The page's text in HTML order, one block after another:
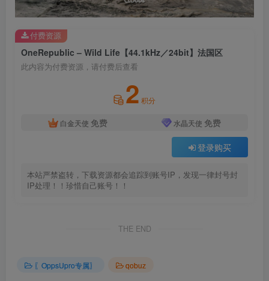
OneRepublic – Wild Life【44.1kHz／24bit】法国区
此内容为付费资源，请付费后查看
2 积分
白金天使 免费 水晶天使 免费
登录购买
本站严禁盗转，下载资源都会追踪到账号IP，发现一律封号封
IP处理！！珍惜自己账号！！
付费资源
THE END
〖OppsUpro专属〗 qobuz